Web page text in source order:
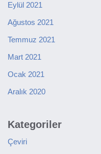
Eylül 2021
Ağustos 2021
Temmuz 2021
Mart 2021
Ocak 2021
Aralık 2020
Kategoriler
Çeviri